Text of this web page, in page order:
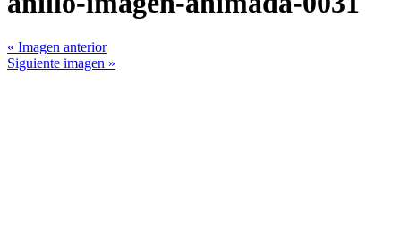
« Imagen anterior
Siguiente imagen »